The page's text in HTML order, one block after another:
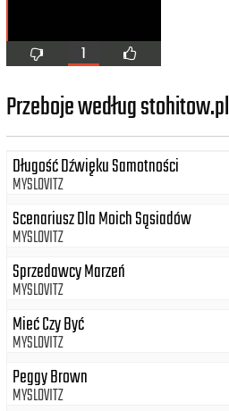
1
Przeboje według stohitow.pl
Długość Dźwięku Samotności
MYSLOVITZ
Scenariusz Dla Moich Sąsiadów
MYSLOVITZ
Sprzedawcy Marzeń
MYSLOVITZ
Mieć Czy Być
MYSLOVITZ
Peggy Brown
MYSLOVITZ